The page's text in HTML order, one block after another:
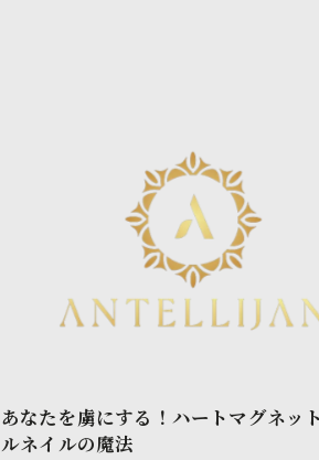
あなたを虜にする！ハートマグネッ
ルネイルの魔法